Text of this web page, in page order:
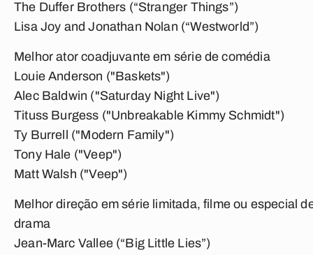
The Duffer Brothers (“Stranger Things”)
Lisa Joy and Jonathan Nolan (“Westworld”)
Melhor ator coadjuvante em série de comédia
Louie Anderson ("Baskets")
Alec Baldwin ("Saturday Night Live")
Tituss Burgess ("Unbreakable Kimmy Schmidt")
Ty Burrell ("Modern Family")
Tony Hale ("Veep")
Matt Walsh ("Veep")
Melhor direção em série limitada, filme ou especial
drama
Jean-Marc Vallee (“Big Little Lies”)